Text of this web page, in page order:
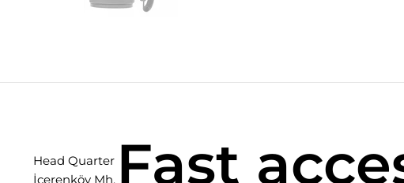
Fast
Head Quarter
İçerenköy Mh.